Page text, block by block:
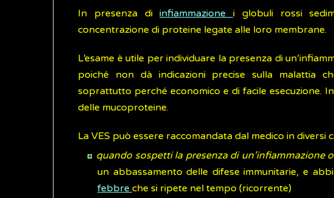
In presenza diinfiammazionei globuli rossi
concentrazione di proteine legate alle loro membrane.
L’esame è utile per individuare la presenza di
poiché non dà indicazioni precise sulla malattia
soprattutto perché economico e di facile esecuzione.
delle mucoproteine.
La VES può essere raccomandata dal medico in diversi
quando sospetti la presenza di un’infiammazione o
un abbassamento delle difese immunitarie, e
febbre che si ripete nel tempo (ricorrente)